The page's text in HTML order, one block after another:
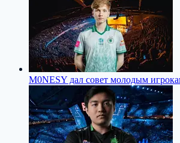
M0NESY дал совет молодым